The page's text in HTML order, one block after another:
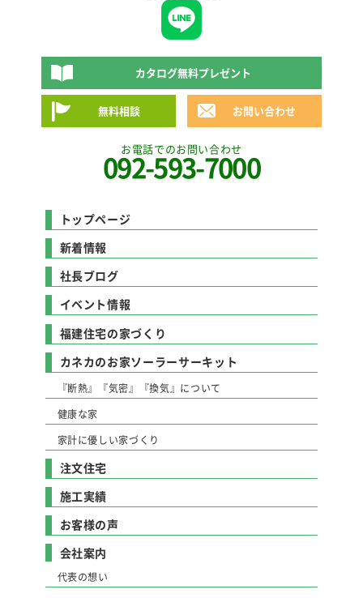
カタログ無料プレゼント
無料相談 お問い合わせ
お電話でのお問い合わせ
092-593-7000
トップページ
新着情報
社長ブログ
イベント情報
福建住宅の家づくり
カネカのお家ソーラーサーキット
『断熱』『気密』『換気』について
健康な家
家計に優しい家づくり
注文住宅
施工実績
お客様の声
会社案内
代表の想い